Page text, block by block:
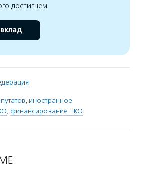
достигнем
, иностранное
, финансирование НКО